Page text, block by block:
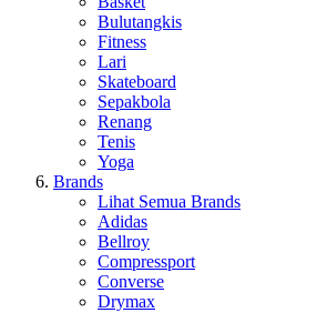
Bulutangkis
Fitness
Lari
Skateboard
Sepakbola
Renang
Tenis
Yoga
Brands
Lihat Semua Brands
Adidas
Bellroy
Compressport
Converse
Drymax